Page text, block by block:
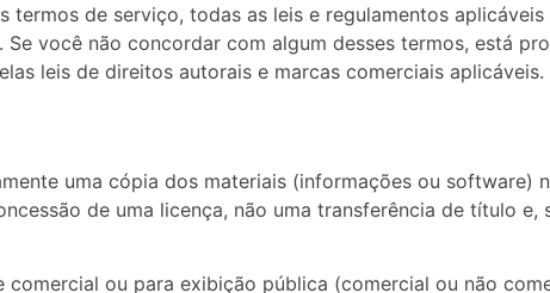
termos de serviço, todas as leis e regulamentos
você não concordar com algum desses termos, está
leis de direitos autorais e marcas comerciais aplicáveis.
uma cópia dos materiais (informações ou software)
de uma licença, não uma transferência de título e,
comercial ou para exibição pública (comercial ou não